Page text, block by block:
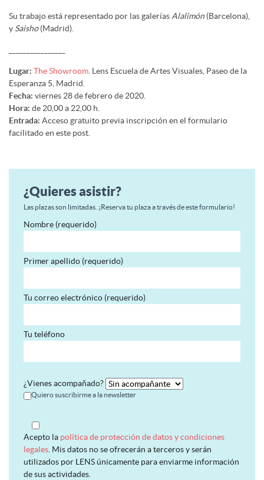
Su trabajo está representado por las galerías Alalimón(Barcelona),
y Saisho(Madrid).
Lugar: The Showroom . Lens Escuela de Artes Visuales, Paseo de la
Esperanza 5, Madrid.
Fecha: viernes 28 de febrero de 2020.
Hora: de 20,00 a 22,00 h.
Entrada: Acceso gratuito previa inscripción en el formulario
facilitado en este post.
¿Quieres asistir?
Las plazas son limitadas. ¡Reserva tu plaza a través de este formulario!
Nombre (requerido)
Primer apellido (requerido)
Tu correo electrónico (requerido)
Tu teléfono
¿Vienes acompañado?
Quiero suscribirme a la newsletter
Acepto la política de protección de datos y condiciones
legales . Mis datos no se ofrecerán a terceros y serán
utilizados por LENS únicamente para enviarme información
de sus actividades.